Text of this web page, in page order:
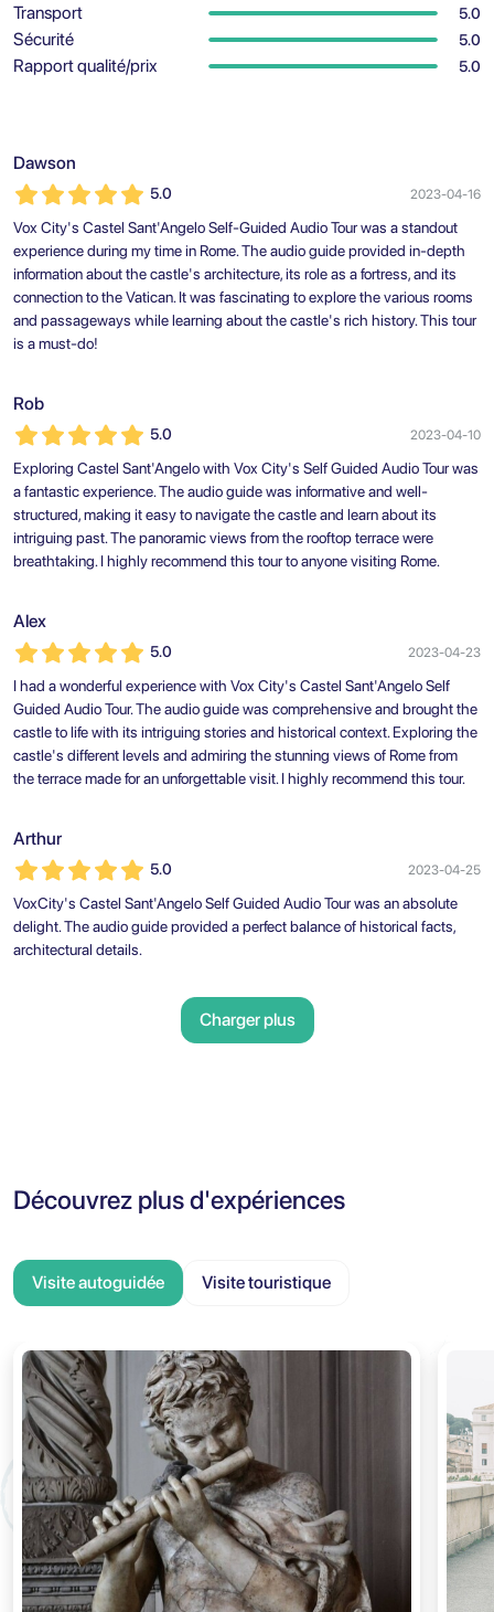
Transport 5.0
Sécurité 5.0
Rapport qualité/prix 5.0
Dawson
5.0 2023-04-16
Vox City's Castel Sant'Angelo Self-Guided Audio Tour was a standout
experience during my time in Rome. The audio guide provided in-depth
information about the castle's architecture, its role as a fortress, and its
connection to the Vatican. It was fascinating to explore the various rooms
and passageways while learning about the castle's rich history. This tour
is a must-do!
Rob
5.0 2023-04-10
Exploring Castel Sant'Angelo with Vox City's Self Guided Audio Tour was
a fantastic experience. The audio guide was informative and well-
structured, making it easy to navigate the castle and learn about its
intriguing past. The panoramic views from the rooftop terrace were
breathtaking. I highly recommend this tour to anyone visiting Rome.
Alex
5.0 2023-04-23
I had a wonderful experience with Vox City's Castel Sant'Angelo Self
Guided Audio Tour. The audio guide was comprehensive and brought the
castle to life with its intriguing stories and historical context. Exploring the
castle's different levels and admiring the stunning views of Rome from
the terrace made for an unforgettable visit. I highly recommend this tour.
Arthur
5.0 2023-04-25
VoxCity's Castel Sant'Angelo Self Guided Audio Tour was an absolute
delight. The audio guide provided a perfect balance of historical facts,
architectural details.
Charger plus
Découvrez plus d'expériences
Visite autoguidée Visite touristique